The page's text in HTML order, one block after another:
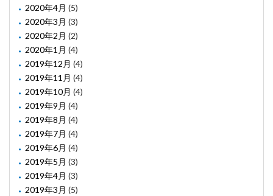
2020年4月 (5)
2020年3月 (3)
2020年2月 (2)
2020年1月 (4)
2019年12月 (4)
2019年11月 (4)
2019年10月 (4)
2019年9月 (4)
2019年8月 (4)
2019年7月 (4)
2019年6月 (4)
2019年5月 (3)
2019年4月 (3)
2019年3月 (5)